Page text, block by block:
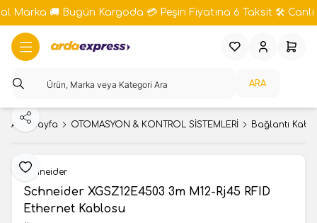
Marka 🚚 Bugün Kargoda 💳 Peşin Fiyatına 6 Taksit 🛠️ Canlı
ARA
FavorilerimHesabım
Ana Sayfa OTOMASYON & KONTROL SİSTEMLERİ Bağlantı
Favoriye Ekle
Paylaş
Schneider
Schneider XGSZ12E4503 3m M12-Rj45 RFID
Ethernet Kablosu